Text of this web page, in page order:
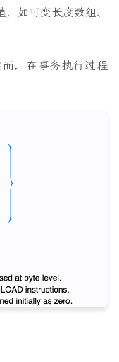
如可变长度数组、
，在事务执行过程